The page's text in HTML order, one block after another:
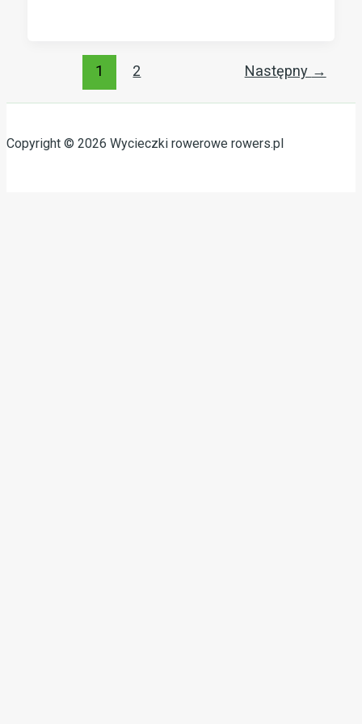
1 2 Następny →
Copyright © 2026 Wycieczki rowerowe rowers.pl